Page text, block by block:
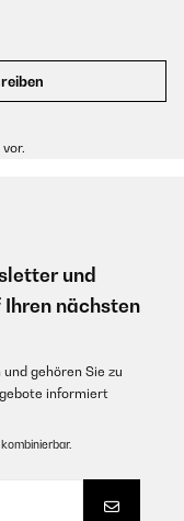
und
nächsten
gehören Sie zu
informiert